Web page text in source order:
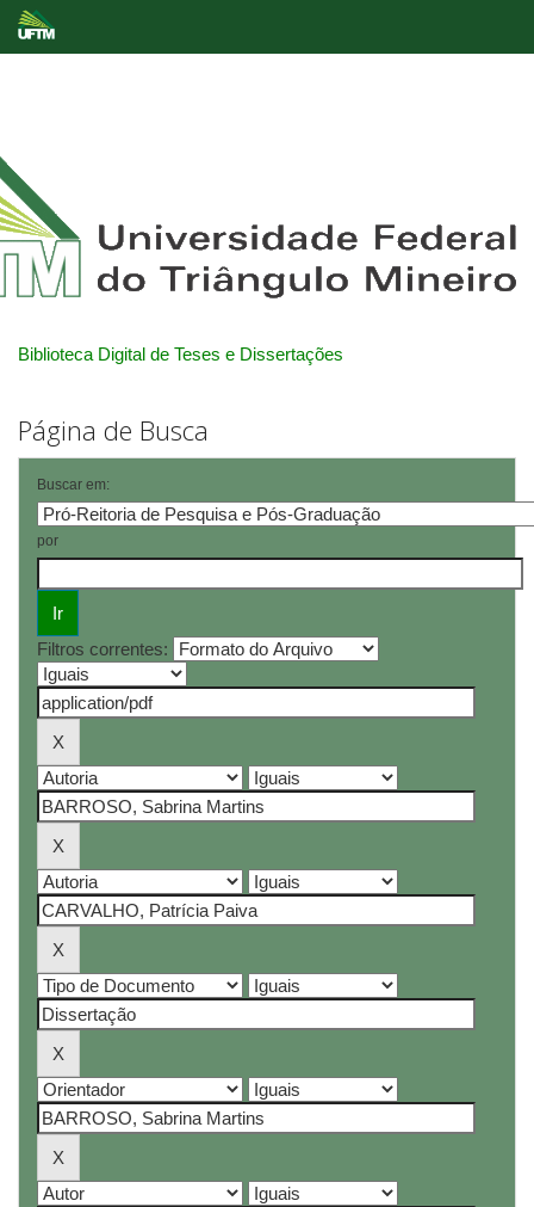
Biblioteca Digital de Teses e Dissertações
Página de Busca
Buscar em:
por
Filtros correntes: